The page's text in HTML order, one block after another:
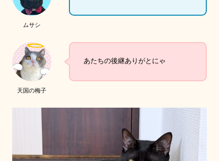
ムサシ
天国の梅子
あたちの後継ありがとにゃ